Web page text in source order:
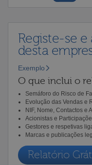
Registe-se
desta
Exemplo
O que inclui o
Semáforo do Risco de
Evolução das Vendas e
NIF, Nome, Contactos e
Acionistas e
Gestores e respetivas
Marcas e publicações
Relatório